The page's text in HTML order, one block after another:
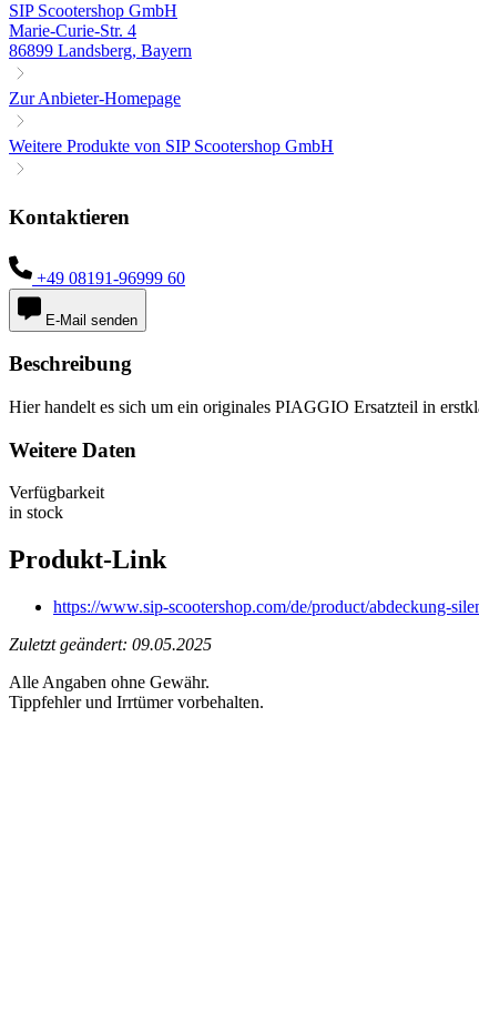
SIP Scootershop GmbH
Marie-Curie-Str. 4
86899 Landsberg, Bayern
Zur Anbieter-Homepage
Weitere Produkte von SIP Scootershop GmbH
Kontaktieren
+49 08191-96999 60
E-Mail senden
Beschreibung
Hier handelt es sich um ein originales PIAGGIO Ersatzteil in
Weitere Daten
Verfügbarkeit
in stock
Produkt-Link
https://www.sip-scootershop.com/de/product/abdeckung-
Zuletzt geändert: 09.05.2025
Alle Angaben ohne Gewähr.
Tippfehler und Irrtümer vorbehalten.